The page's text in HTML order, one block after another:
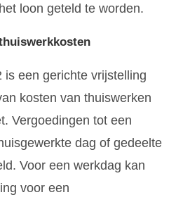
loon geteld te worden.
is een gerichte vrijstelling
kosten van thuiswerken
Vergoedingen tot een
dag of gedeelte
Voor een werkdag kan
voor een